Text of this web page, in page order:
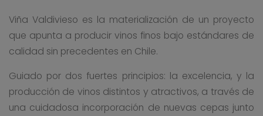
Viña Valdivieso es la materialización de un proyecto
que apunta a producir vinos finos bajo estándares de
calidad sin precedentes en Chile.
Guiado por dos fuertes principios: la excelencia, y la
producción de vinos distintos y atractivos, a través de
una cuidadosa incorporación de nuevas cepas junto